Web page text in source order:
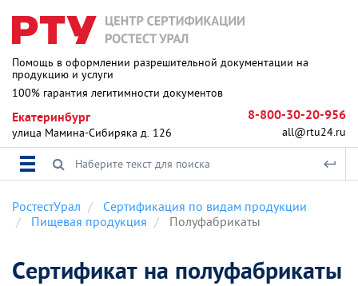
Помощь в оформлении разрешительной документации на
продукцию и услуги
100% гарантия легитимности документов
Екатеринбург
улица Мамина-Сибиряка д. 126
8-800-30-20-956
all@rtu24.ru
РостестУрал
Сертификация по видам продукции
Пищевая продукция
Полуфабрикаты
Сертификат на полуфабрикаты